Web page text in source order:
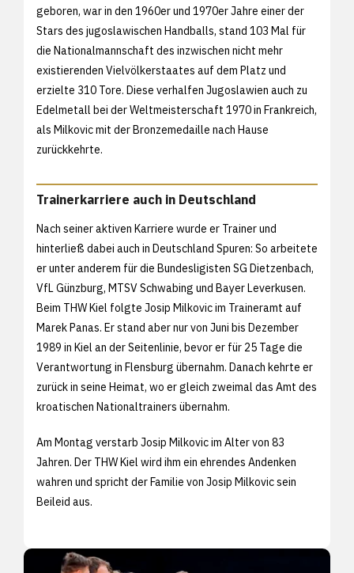
geboren, war in den 1960er und 1970er Jahre einer der
Stars des jugoslawischen Handballs, stand 103 Mal für
die Nationalmannschaft des inzwischen nicht mehr
existierenden Vielvölkerstaates auf dem Platz und
erzielte 310 Tore. Diese verhalfen Jugoslawien auch zu
Edelmetall bei der Weltmeisterschaft 1970 in Frankreich,
als Milkovic mit der Bronzemedaille nach Hause
zurückkehrte.
Trainerkarriere auch in Deutschland
Nach seiner aktiven Karriere wurde er Trainer und
hinterließ dabei auch in Deutschland Spuren: So arbeitete
er unter anderem für die Bundesligisten SG Dietzenbach,
VfL Günzburg, MTSV Schwabing und Bayer Leverkusen.
Beim THW Kiel folgte Josip Milkovic im Traineramt auf
Marek Panas. Er stand aber nur von Juni bis Dezember
1989 in Kiel an der Seitenlinie, bevor er für 25 Tage die
Verantwortung in Flensburg übernahm. Danach kehrte er
zurück in seine Heimat, wo er gleich zweimal das Amt des
kroatischen Nationaltrainers übernahm.
Am Montag verstarb Josip Milkovic im Alter von 83
Jahren. Der THW Kiel wird ihm ein ehrendes Andenken
wahren und spricht der Familie von Josip Milkovic sein
Beileid aus.